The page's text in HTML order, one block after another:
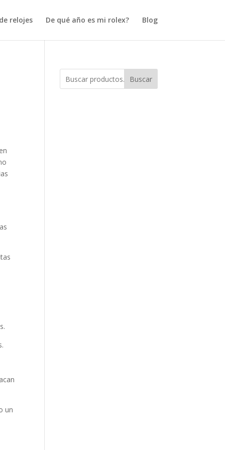
relojes De qué año es mi rolex? Blog
un
Buscar